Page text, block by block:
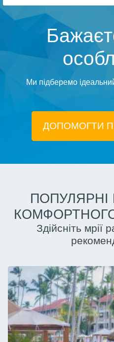
Ми підберемо
ДОПОМОГТИ
ПОПУЛЯРНІ
Здійсніть